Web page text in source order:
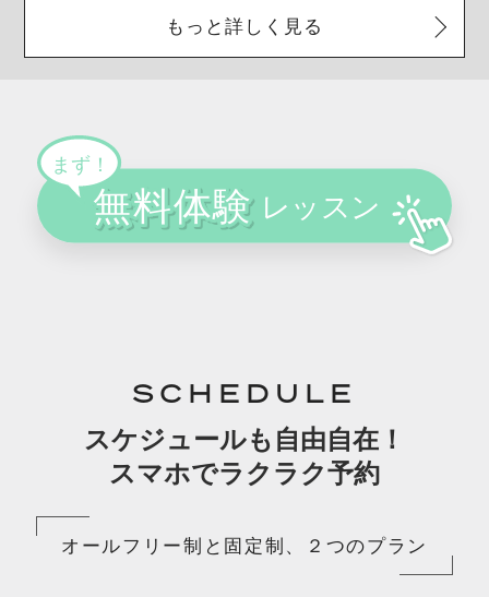
もっと詳しく見る
SCHEDULE
スケジュールも自由自在！
スマホでラクラク予約
オールフリー制と固定制、２つのプラン